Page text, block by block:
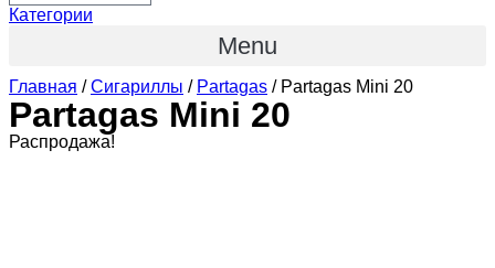
Категории
Menu
Главная /Сигариллы / Partagas / Partagas Mini 20
Partagas Mini 20
Распродажа!